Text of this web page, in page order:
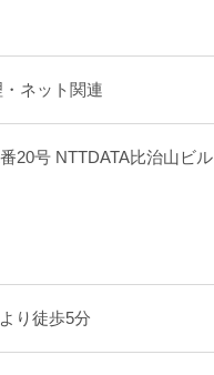
ネット関連
20号 NTTDATA比治山ビル
り徒歩5分